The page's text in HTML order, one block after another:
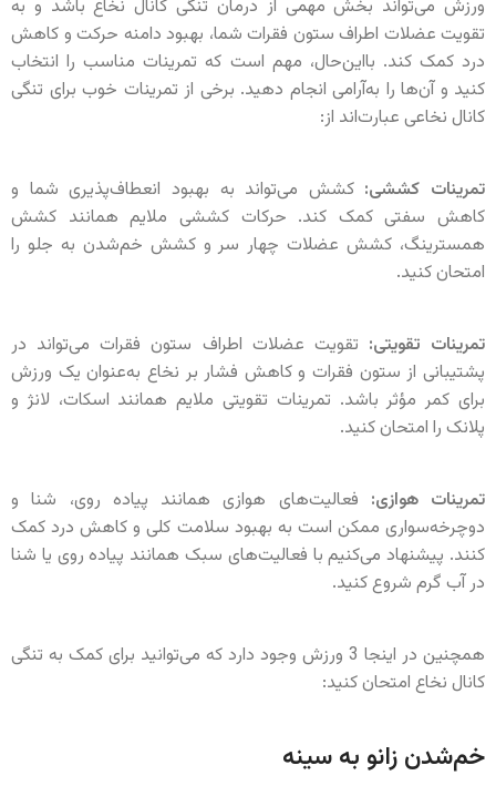
ورزش می‌تواند بخش مهمی از درمان تنگی کانال نخاع باشد و به
تقویت عضلات اطراف ستون فقرات شما، بهبود دامنه حرکت و کاهش
درد کمک کند. بااین‌حال، مهم است که تمرینات مناسب را انتخاب
کنید و آن‌ها را به‌آرامی انجام دهید. برخی از تمرینات خوب برای تنگی
کانال نخاعی عبارت‌اند از:
تمرینات کششی: کشش می‌تواند به بهبود انعطاف‌پذیری شما و
کاهش سفتی کمک کند. حرکات کششی ملایم همانند کشش
همسترینگ، کشش عضلات چهار سر و کشش خم‌شدن به جلو را
امتحان کنید.
تمرینات تقویتی: تقویت عضلات اطراف ستون فقرات می‌تواند در
پشتیبانی از ستون فقرات و کاهش فشار بر نخاع به‌عنوان یک ورزش
برای کمر مؤثر باشد. تمرینات تقویتی ملایم همانند اسکات، لانژ و
پلانک را امتحان کنید.
تمرینات هوازی: فعالیت‌های هوازی همانند پیاده روی، شنا و
دوچرخه‌سواری ممکن است به بهبود سلامت کلی و کاهش درد کمک
کنند. پیشنهاد می‌کنیم با فعالیت‌های سبک همانند پیاده روی یا شنا
در آب گرم شروع کنید.
همچنین در اینجا 3 ورزش وجود دارد که می‌توانید برای کمک به تنگی
کانال نخاع امتحان کنید:
خم‌شدن زانو به سینه